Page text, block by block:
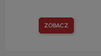
ZOBACZ